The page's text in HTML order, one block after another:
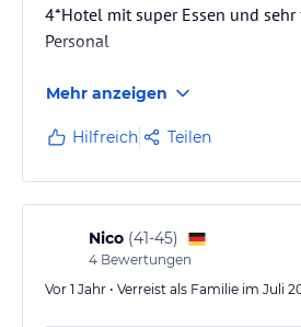
4*Hotel mit super Essen und
Personal
Mehr anzeigen
Hilfreich Teilen
Nico (41-45)
4 Bewertungen
Vor 1 Jahr • Verreist als Familie im Juli